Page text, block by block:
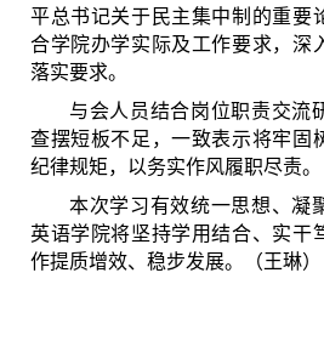
平总书记关于民主集中制的重要
合学院办学实际及工作要求，深
落实要求。
与会人员结合岗位职责交流
查摆短板不足，一致表示将牢固
纪律规矩，以务实作风履职尽责。
本次学习有效统一思想、凝
英语学院将坚持学用结合、实干
作提质增效、稳步发展。（王琳）